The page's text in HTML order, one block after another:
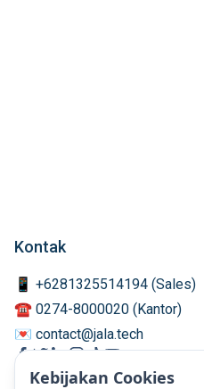
Kebijakan Cookies
Kontak
📱 +6281325514194 (Sales)
☎️ 0274-8000020 (Kantor)
💌 contact@jala.tech